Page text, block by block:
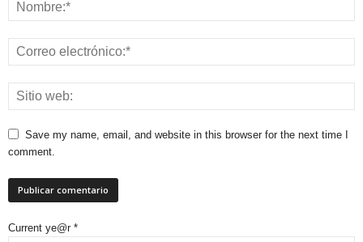
Save my name, email, and website in this browser for the next time I
comment.
Current ye@r *